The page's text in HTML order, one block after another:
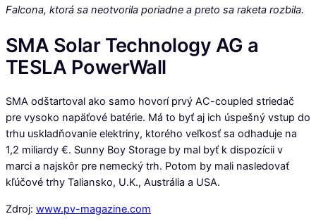
Falcona, ktorá sa neotvorila poriadne a preto sa raketa rozbila.
SMA Solar Technology AG a
TESLA PowerWall
SMA odštartoval ako samo hovorí prvý AC-coupled striedač
pre vysoko napäťové batérie. Má to byť aj ich úspešný vstup do
trhu uskladňovanie elektriny, ktorého veľkosť sa odhaduje na
1,2 miliardy €. Sunny Boy Storage by mal byť k dispozícii v
marci a najskôr pre nemecký trh. Potom by mali nasledovať
kľúčové trhy Taliansko, U.K., Austrália a USA.
Zdroj: www.pv-magazine.com